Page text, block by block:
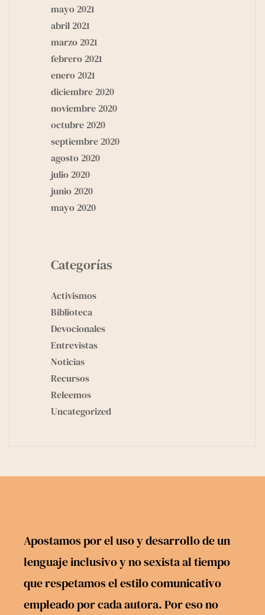
mayo 2021
abril 2021
marzo 2021
febrero 2021
enero 2021
diciembre 2020
noviembre 2020
octubre 2020
septiembre 2020
agosto 2020
julio 2020
junio 2020
mayo 2020
Categorías
Activismos
Biblioteca
Devocionales
Entrevistas
Noticias
Recursos
Releemos
Uncategorized
Apostamos por el uso y desarrollo de un
lenguaje inclusivo y no sexista al tiempo
que respetamos el estilo comunicativo
empleado por cada autora. Por eso no